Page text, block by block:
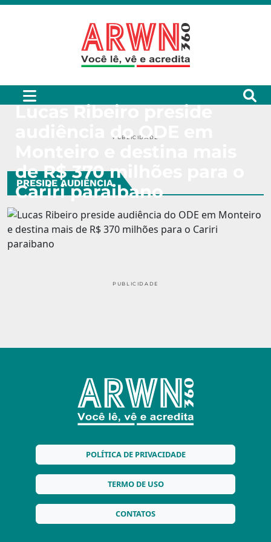
PUBLICIDADE
PRESIDE AUDIÊNCIA
Lucas Ribeiro preside
audiência do ODE em
de R$ 370 milhões para o
Cariri paraibano
PUBLICIDADE
POLÍTICA DE PRIVACIDADE
TERMO DE USO
CONTATOS